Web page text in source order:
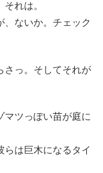
れは。
、ないか。チェック
さっ。そしてそれが
マツっぽい苗が庭に
らは巨木になるタイ